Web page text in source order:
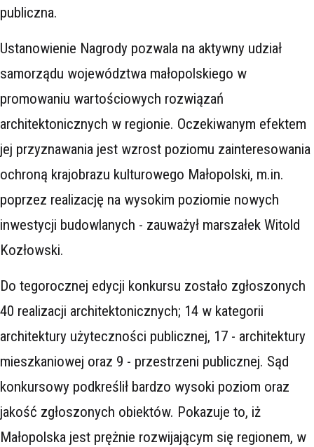
publiczna.
Ustanowienie Nagrody pozwala na aktywny udział
samorządu województwa małopolskiego w
promowaniu wartościowych rozwiązań
architektonicznych w regionie. Oczekiwanym efektem
jej przyznawania jest wzrost poziomu zainteresowania
ochroną krajobrazu kulturowego Małopolski, m.in.
poprzez realizację na wysokim poziomie nowych
inwestycji budowlanych - zauważył marszałek Witold
Kozłowski.
Do tegorocznej edycji konkursu zostało zgłoszonych
40 realizacji architektonicznych; 14 w kategorii
architektury użyteczności publicznej, 17 - architektury
mieszkaniowej oraz 9 - przestrzeni publicznej. Sąd
konkursowy podkreślił bardzo wysoki poziom oraz
jakość zgłoszonych obiektów. Pokazuje to, iż
Małopolska jest prężnie rozwijającym się regionem, w